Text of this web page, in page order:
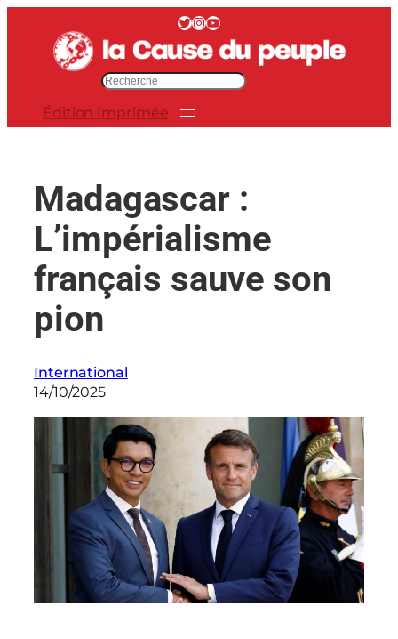
contenu
Twitter InstagramYouTube
c
r
Édition Imprimée
Madagascar :
L’impérialisme
français sauve son
pion
International
14/10/2025